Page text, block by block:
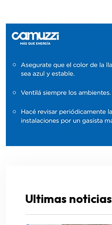
Ultimas noticias